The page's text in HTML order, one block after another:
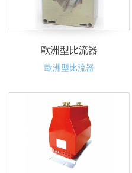
歐洲型比流器
歐洲型比流器